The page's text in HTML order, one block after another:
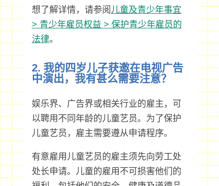
想了解详情，请参阅 儿童及青少年事宜
> 青少年雇员权益 > 保护青少年雇员的
法律。
2. 我的四岁儿子获邀在电视广告
中演出，我有甚么需要注意？
娱乐界、广告界或相关行业的雇主，可
以聘用不同年龄的儿童艺员。为了保护
儿童艺员，雇主需要遵从申请程序。
有意雇用儿童艺员的雇主须先向劳工处
处长申请。儿童的雇用不可损害他们的